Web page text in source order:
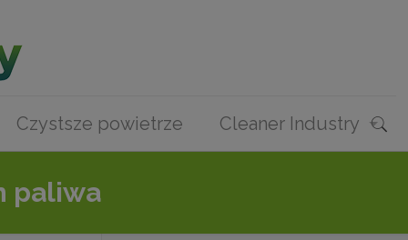
Czystsze powietrze Cleaner Industry
paliwa